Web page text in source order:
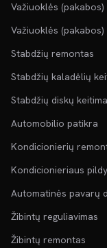
Važiuoklės
Važiuoklės
Stabdžių remontas
Stabdžių kaladėlių
Stabdžių diskų
Automobilio patikra
Kondicionierių
Kondicionieriaus
Automatinės pavarų
Žibintų reguliavimas
Žibintų remontas